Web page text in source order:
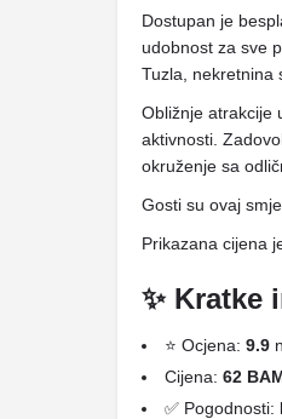
Dostupan je
udobnost za sve
Tuzla, nekretnina
Obližnje atrakcije
aktivnosti.
okruženje sa
Gosti su ovaj
Prikazana cijena
✨ Kratke
⭐ Ocjena: 9.9
Cijena: 62
✅ Pogodnosti: